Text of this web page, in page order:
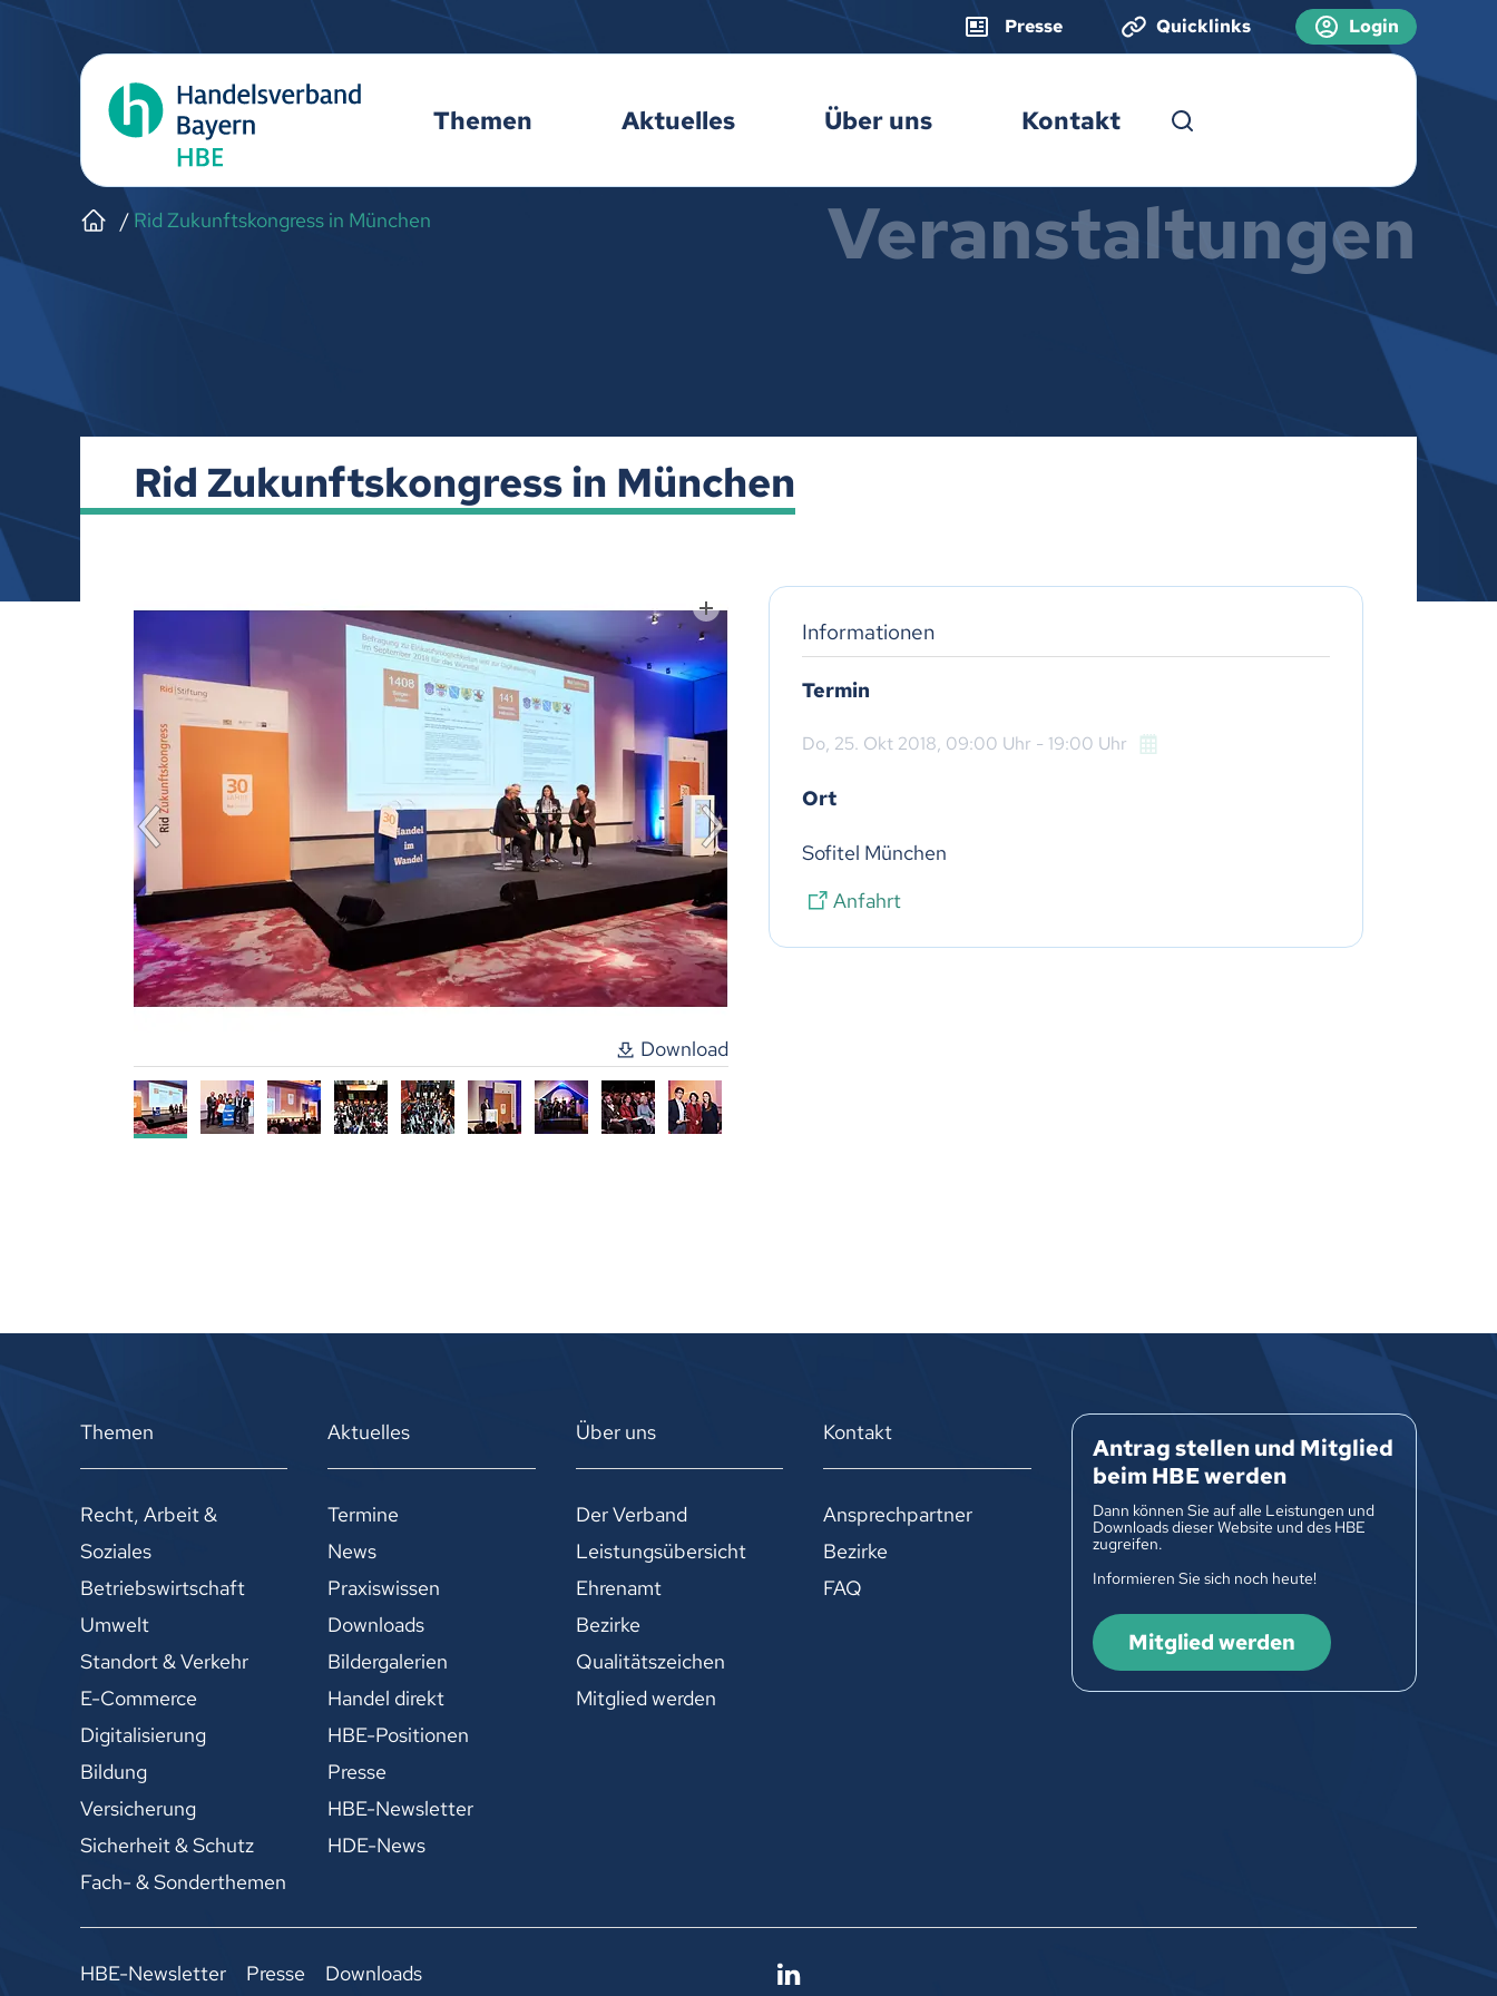
Presse Quicklinks Login
Themen Aktuelles Über uns Kontakt
Rid Zukunftskongress in München Veranstaltungen
Rid Zukunftskongress in München
Download
Informationen
Termin
Do, 25. Okt 2018, 09:00 Uhr - 19:00 Uhr
Ort
Sofitel München
Anfahrt
Themen
Recht, Arbeit &
Soziales
Betriebswirtschaft
Umwelt
Standort & Verkehr
E-Commerce
Digitalisierung
Bildung
Versicherung
Sicherheit & Schutz
Fach- & Sonderthemen
Aktuelles
Termine
News
Praxiswissen
Downloads
Bildergalerien
Handel direkt
HBE-Positionen
Presse
HBE-Newsletter
HDE-News
Über uns
Der Verband
Leistungsübersicht
Ehrenamt
Bezirke
Qualitätszeichen
Mitglied werden
Kontakt
Ansprechpartner
Bezirke
FAQ
Antrag stellen und Mitglied
beim HBE werden
Dann können Sie auf alle Leistungen und
Downloads dieser Website und des HBE
zugreifen.
Informieren Sie sich noch heute!
Mitglied werden
HBE-Newsletter Presse Downloads